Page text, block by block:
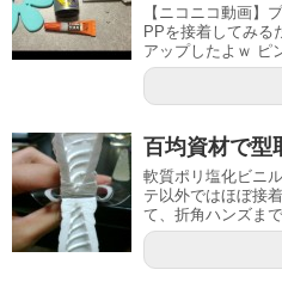
【ニコニコ動画】
PPを接着してみる
アップしたよｗ ピ
百均資材で型
軟質ポリ塩化ビニ
テ以外ではほぼ接
て、折角ハンズま